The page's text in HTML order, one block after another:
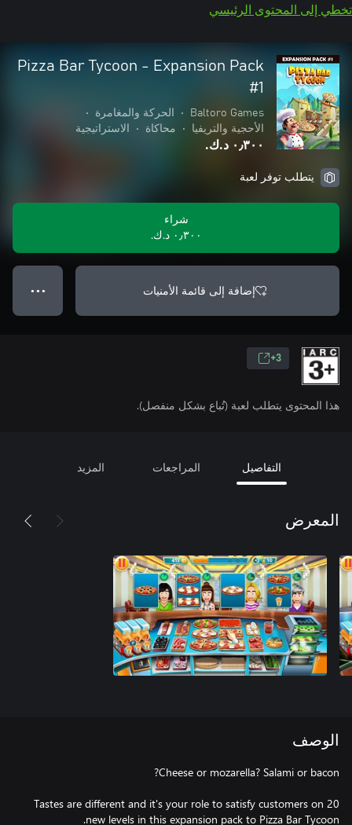
تخطي إلى المحتوى الرئيسي
Pizza Bar Tycoon - Expansion Pack
#1
Baltoro Games
• الحركة والمغامرة
•
الأحجية والتريفيا
• محاكاة • الاستراتيجية
٠٫٣٠٠ د.ك.‏
يتطلب توفر لعبة
شراء
٠٫٣٠٠ د.ك.‏
إضافة إلى قائمة الأمنيات ● ● ●
3+
هذا المحتوى يتطلب لعبة (تُباع بشكل منفصل).
التفاصيل المراجعات المزيد
المعرض
الوصف
Tastes are different and it's your role to satisfy customers on 20